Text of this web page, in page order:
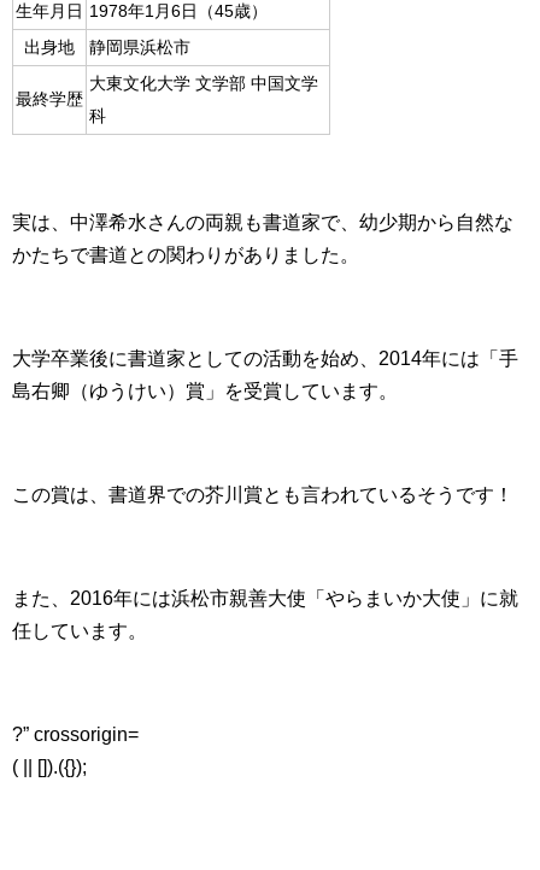
生年月日 1978年1月6日（45歳）
出身地
静岡県浜松市
最終学歴
大東文化大学 文学部 中国文学
科
実は、中澤希水さんの両親も書道家で、幼少期から自然な
かたちで書道との関わりがありました。
大学卒業後に書道家としての活動を始め、2014年には「手
島右卿（ゆうけい）賞」を受賞しています。
この賞は、書道界での芥川賞とも言われているそうです！
また、2016年には浜松市親善大使「やらまいか大使」に就
任しています。
?” crossorigin=
( || []).({});